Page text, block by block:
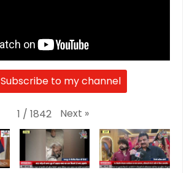
Subscribe to my channel
1 / 1842 Next »